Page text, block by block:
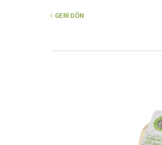
GERİ DÖN